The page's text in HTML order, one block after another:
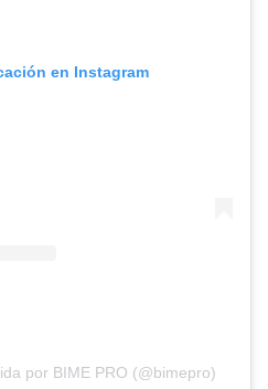
en Instagram
por BIME PRO (@bimepro)